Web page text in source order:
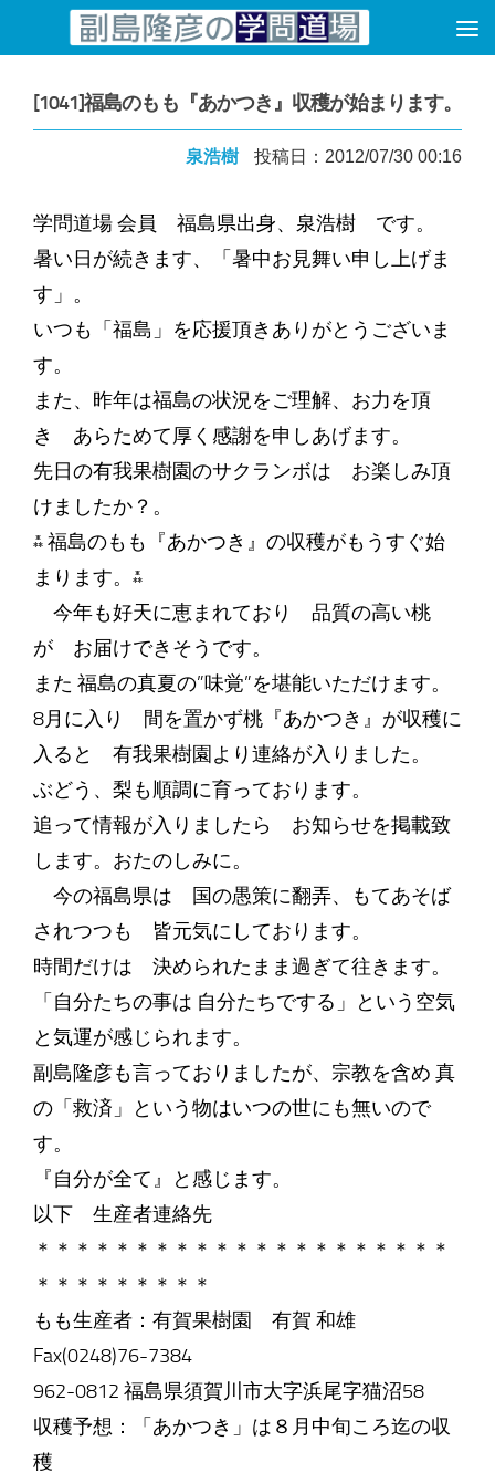
コンテンツへスキップ
[1041]福島のもも『あかつき』収穫が始まります。
泉浩樹 投稿日：2012/07/30 00:16
学問道場 会員 福島県出身、泉浩樹 です。
暑い日が続きます、「暑中お見舞い申し上げま
す」。
いつも「福島」を応援頂きありがとうございま
す。
また、昨年は福島の状況をご理解、お力を頂
き あらためて厚く感謝を申しあげます。
先日の有我果樹園のサクランボは お楽しみ頂
けましたか？。
⁂ 福島のもも『あかつき』の収穫がもうすぐ始
まります。⁂
今年も好天に恵まれており 品質の高い桃
が お届けできそうです。
また 福島の真夏の”味覚”を堪能いただけます。
8月に入り 間を置かず桃『あかつき』が収穫に
入ると 有我果樹園より連絡が入りました。
ぶどう、梨も順調に育っております。
追って情報が入りましたら お知らせを掲載致
します。おたのしみに。
今の福島県は 国の愚策に翻弄、もてあそば
されつつも 皆元気にしております。
時間だけは 決められたまま過ぎて往きます。
「自分たちの事は 自分たちでする」という空気
と気運が感じられます。
副島隆彦も言っておりましたが、宗教を含め 真
の「救済」という物はいつの世にも無いので
す。
『自分が全て』と感じます。
以下 生産者連絡先
＊＊＊＊＊＊＊＊＊＊＊＊＊＊＊＊＊＊＊＊＊
＊＊＊＊＊＊＊＊＊
もも生産者：有賀果樹園 有賀 和雄
Fax(0248)76-7384
962-0812 福島県須賀川市大字浜尾字猫沼58
収穫予想：「あかつき」は８月中旬ころ迄の収
穫